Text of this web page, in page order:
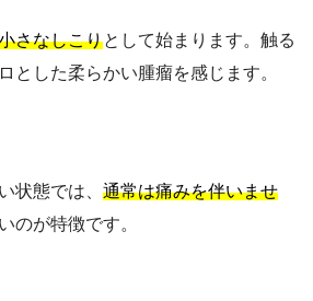
さなしこりとして始まります。触る
とした柔らかい腫瘤を感じます。
状態では、 通常は痛みを伴いませ
のが特徴です。